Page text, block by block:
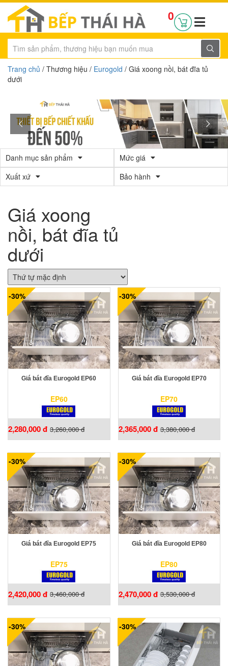
0
Trang chủ / Thương hiệu / Eurogold / Giá xoong nồi, bát đĩa tủ
dưới
Danh mục sản phẩm
Mức giá
Xuất xứ
Bảo hành
Giá xoong
nồi, bát đĩa tủ
dưới
-30%
Giá bát đĩa Eurogold EP60
EP60
2,280,000 đ 3,260,000 đ
-30%
Giá bát đĩa Eurogold EP70
EP70
2,365,000 đ 3,380,000 đ
-30%
Giá bát đĩa Eurogold EP75
EP75
2,420,000 đ 3,460,000 đ
-30%
Giá bát đĩa Eurogold EP80
EP80
2,470,000 đ 3,530,000 đ
-30% -30%